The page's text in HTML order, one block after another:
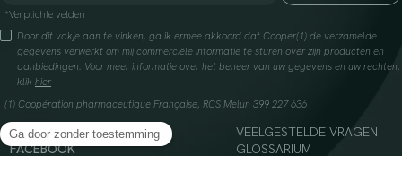
*Verplichte velden
Door dit vakje aan te vinken, ga ik ermee akkoord dat Cooper(1) de verzamelde
gegevens verwerkt om mij commerciële informatie te sturen over zijn producten en
aanbiedingen. Voor meer informatie over het beheer van uw gegevens en uw rechten,
klik hier
(1) Coopération pharmaceutique Française, RCS Melun 399 227 636
INSTAGRAM
FACEBOOK
VEELGESTELDE VRAGEN
GLOSSARIUM